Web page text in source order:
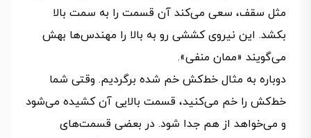
مثل سقف، سعی می‌کند آن قسمت را به سمت بالا
بکشد. این نیروی کششی رو به بالا را مهندس‌ها بهش
می‌گویند «ممان منفی».
دوباره به مثال خط‌کش خم شده برگردیم. وقتی شما
خط‌کش را خم می‌کنید، قسمت بالایی آن کشیده می‌شود
و می‌خواهد از هم جدا شود. در بعضی قسمت‌های